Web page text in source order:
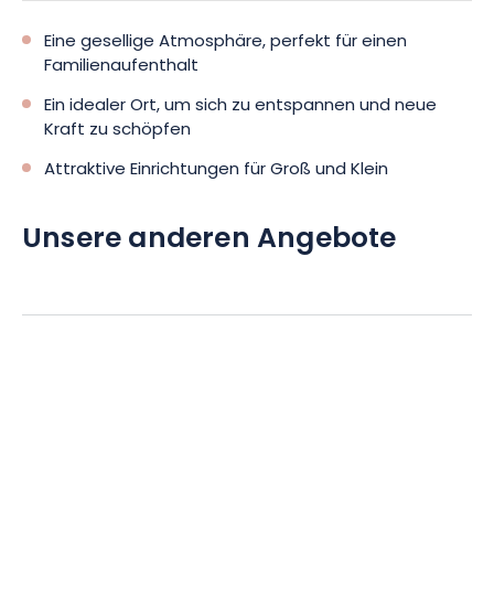
Eine gesellige Atmosphäre, perfekt für einen
Familienaufenthalt
Ein idealer Ort, um sich zu entspannen und neue
Kraft zu schöpfen
Attraktive Einrichtungen für Groß und Klein
Unsere anderen Angebote